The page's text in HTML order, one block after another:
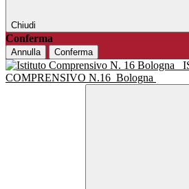
Chiudi
Conferma
Annulla Conferma
COMPRENSIVO N.16 Bologna